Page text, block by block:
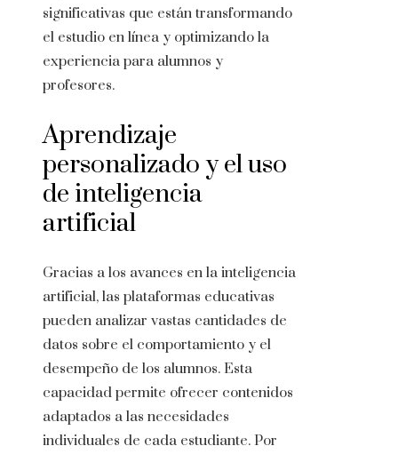
significativas que están transformando
el estudio en línea y optimizando la
experiencia para alumnos y
profesores.
Aprendizaje
personalizado y el uso
de inteligencia
artificial
Gracias a los avances en la inteligencia
artificial, las plataformas educativas
pueden analizar vastas cantidades de
datos sobre el comportamiento y el
desempeño de los alumnos. Esta
capacidad permite ofrecer contenidos
adaptados a las necesidades
individuales de cada estudiante. Por